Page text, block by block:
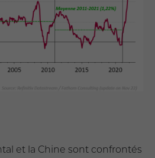
et la Chine sont confrontés